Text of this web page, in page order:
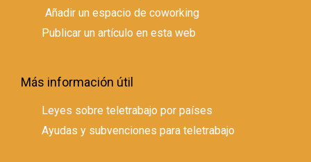
Añadir un espacio de coworking
Publicar un artículo en esta web
Más información útil
Leyes sobre teletrabajo por países
Ayudas y subvenciones para teletrabajo